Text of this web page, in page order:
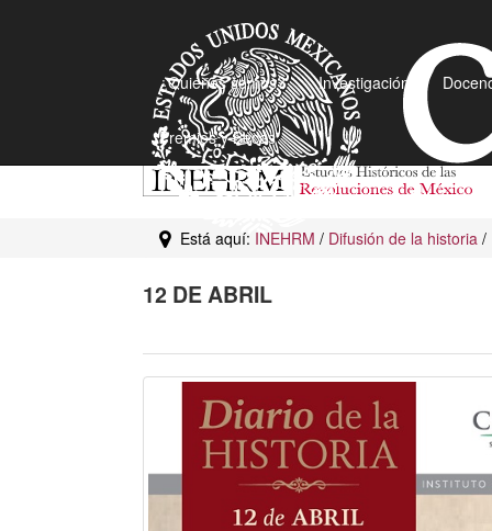
¿Quiénes somos? Investigación
Premios y Becas
Está aquí: INEHRM / Difusión de la historia /
12 DE ABRIL